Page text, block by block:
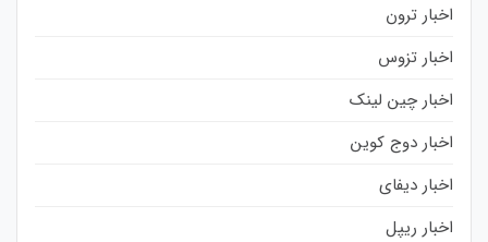
اخبار ترون
اخبار تزوس
اخبار چین لینک
اخبار دوج کوین
اخبار دیفای
اخبار ریپل